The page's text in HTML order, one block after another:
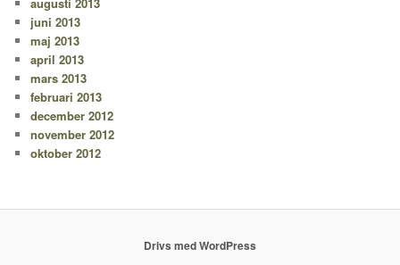
juni 2013
maj 2013
april 2013
mars 2013
februari 2013
december 2012
november 2012
oktober 2012
Drivs med WordPress